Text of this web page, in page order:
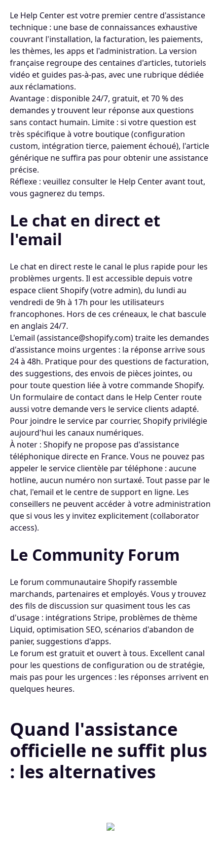
Le Help Center est votre premier centre d'assistance
technique : une base de connaissances exhaustive
couvrant l'installation, la facturation, les paiements,
les thèmes, les apps et l'administration. La version
française regroupe des centaines d'articles, tutoriels
vidéo et guides pas-à-pas, avec une rubrique dédiée
aux réclamations.
Avantage : disponible 24/7, gratuit, et 70 % des
demandes y trouvent leur réponse aux questions
sans contact humain. Limite : si votre question est
très spécifique à votre boutique (configuration
custom, intégration tierce, paiement échoué), l'article
générique ne suffira pas pour obtenir une assistance
précise.
Réflexe : veuillez consulter le Help Center avant tout,
vous gagnerez du temps.
Le chat en direct et
l'email
Le chat en direct reste le canal le plus rapide pour les
problèmes urgents. Il est accessible depuis votre
espace client Shopify (votre admin), du lundi au
vendredi de 9h à 17h pour les utilisateurs
francophones. Hors de ces créneaux, le chat bascule
en anglais 24/7.
L'email (assistance@shopify.com) traite les demandes
d'assistance moins urgentes : la réponse arrive sous
24 à 48h. Pratique pour des questions de facturation,
des suggestions, des envois de pièces jointes, ou
pour toute question liée à votre commande Shopify.
Un formulaire de contact dans le Help Center route
aussi votre demande vers le service clients adapté.
Pour joindre le service par courrier, Shopify privilégie
aujourd'hui les canaux numériques.
À noter : Shopify ne propose pas d'assistance
téléphonique directe en France. Vous ne pouvez pas
appeler le service clientèle par téléphone : aucune
hotline, aucun numéro non surtaxé. Tout passe par le
chat, l'email et le centre de support en ligne. Les
conseillers ne peuvent accéder à votre administration
que si vous les y invitez explicitement (collaborator
access).
Le Community Forum
Le forum communautaire Shopify rassemble
marchands, partenaires et employés. Vous y trouvez
des fils de discussion sur quasiment tous les cas
d'usage : intégrations Stripe, problèmes de thème
Liquid, optimisation SEO, scénarios d'abandon de
panier, suggestions d'apps.
Le forum est gratuit et ouvert à tous. Excellent canal
pour les questions de configuration ou de stratégie,
mais pas pour les urgences : les réponses arrivent en
quelques heures.
Quand l'assistance
officielle ne suffit plus
: les alternatives